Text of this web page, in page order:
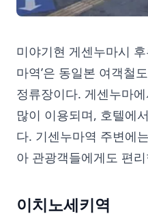
미야기현 게센누마시
마역’은 동일본 여객철
정류장이다. 게센누마
많이 이용되며, 호텔에
다. 기센누마역 주변에
아 관광객들에게도 편
이치노세키역